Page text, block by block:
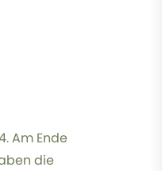
Am Ende
die